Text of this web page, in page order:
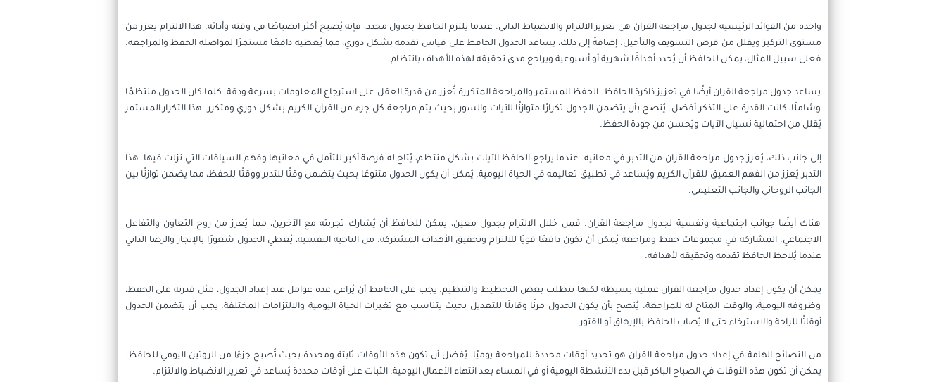
واحدة من الفوائد الرئيسية لجدول مراجعة القران هي تعزيز الالتزام والانضباط الذاتي. عندما يلتزم الحافظ بجدول محدد، فإنه يُصبح أكثر انضباطًا في وقته وأدائه. هذا الالتزام يعزز من
مستوى التركيز ويقلل من فرص التسويف والتأجيل. إضافةً إلى ذلك، يساعد الجدول الحافظ على قياس تقدمه بشكل دوري، مما يُعطيه دافعًا مستمرًا لمواصلة الحفظ والمراجعة.
فعلى سبيل المثال، يمكن للحافظ أن يُحدد أهدافًا شهرية أو أسبوعية ويراجع مدى تحقيقه لهذه الأهداف بانتظام.
يساعد جدول مراجعة القران أيضًا في تعزيز ذاكرة الحافظ. الحفظ المستمر والمراجعة المتكررة تُعزز من قدرة العقل على استرجاع المعلومات بسرعة ودقة. كلما كان الجدول منتظمًا
وشاملًا، كانت القدرة على التذكر أفضل. يُنصح بأن يتضمن الجدول تكرارًا متوازنًا للآيات والسور بحيث يتم مراجعة كل جزء من القرآن الكريم بشكل دوري ومتكرر. هذا التكرار المستمر
يُقلل من احتمالية نسيان الآيات ويُحسن من جودة الحفظ.
إلى جانب ذلك، يُعزز جدول مراجعة القران من التدبر في معانيه. عندما يراجع الحافظ الآيات بشكل منتظم، يُتاح له فرصة أكبر للتأمل في معانيها وفهم السياقات التي نزلت فيها. هذا
التدبر يُعزز من الفهم العميق للقرآن الكريم ويُساعد في تطبيق تعاليمه في الحياة اليومية. يُمكن أن يكون الجدول متنوعًا بحيث يتضمن وقتًا للتدبر ووقتًا للحفظ، مما يضمن توازنًا بين
الجانب الروحاني والجانب التعليمي.
هناك أيضًا جوانب اجتماعية ونفسية لجدول مراجعة القران. فمن خلال الالتزام بجدول معين، يمكن للحافظ أن يُشارك تجربته مع الآخرين، مما يُعزز من روح التعاون والتفاعل
الاجتماعي. المشاركة في مجموعات حفظ ومراجعة يُمكن أن تكون دافعًا قويًا للالتزام وتحقيق الأهداف المشتركة. من الناحية النفسية، يُعطي الجدول شعورًا بالإنجاز والرضا الذاتي
عندما يُلاحظ الحافظ تقدمه وتحقيقه لأهدافه.
يمكن أن يكون إعداد جدول مراجعة القران عملية بسيطة لكنها تتطلب بعض التخطيط والتنظيم. يجب على الحافظ أن يُراعي عدة عوامل عند إعداد الجدول، مثل قدرته على الحفظ،
وظروفه اليومية، والوقت المتاح له للمراجعة. يُنصح بأن يكون الجدول مرنًا وقابلًا للتعديل بحيث يتناسب مع تغيرات الحياة اليومية والالتزامات المختلفة. يجب أن يتضمن الجدول
أوقاتًا للراحة والاسترخاء حتى لا يُصاب الحافظ بالإرهاق أو الفتور.
من النصائح الهامة في إعداد جدول مراجعة القران هو تحديد أوقات محددة للمراجعة يوميًا. يُفضل أن تكون هذه الأوقات ثابتة ومحددة بحيث تُصبح جزءًا من الروتين اليومي للحافظ.
يمكن أن تكون هذه الأوقات في الصباح الباكر قبل بدء الأنشطة اليومية أو في المساء بعد انتهاء الأعمال اليومية. الثبات على أوقات محددة يُساعد في تعزيز الانضباط والالتزام.